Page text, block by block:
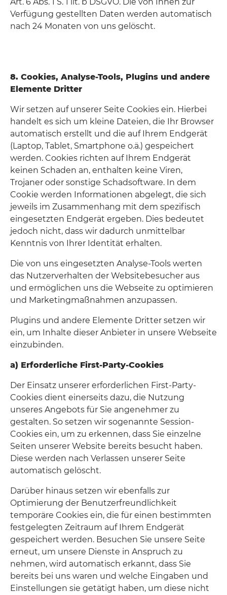
Verfügung gestellten Daten werden automatisch
nach 24 Monaten von uns gelöscht.
8. Cookies, Analyse-Tools, Plugins und andere
Elemente Dritter
Wir setzen auf unserer Seite Cookies ein. Hierbei
handelt es sich um kleine Dateien, die Ihr Browser
automatisch erstellt und die auf Ihrem Endgerät
(Laptop, Tablet, Smartphone o.ä.) gespeichert
werden. Cookies richten auf Ihrem Endgerät
keinen Schaden an, enthalten keine Viren,
Trojaner oder sonstige Schadsoftware. In dem
Cookie werden Informationen abgelegt, die sich
jeweils im Zusammenhang mit dem spezifisch
eingesetzten Endgerät ergeben. Dies bedeutet
jedoch nicht, dass wir dadurch unmittelbar
Kenntnis von Ihrer Identität erhalten.
Die von uns eingesetzten Analyse-Tools werten
das Nutzerverhalten der Websitebesucher aus
und ermöglichen uns die Webseite zu optimieren
und Marketingmaßnahmen anzupassen.
Plugins und andere Elemente Dritter setzen wir
ein, um Inhalte dieser Anbieter in unsere Webseite
einzubinden.
a) Erforderliche First-Party-Cookies
Der Einsatz unserer erforderlichen First-Party-
Cookies dient einerseits dazu, die Nutzung
unseres Angebots für Sie angenehmer zu
gestalten. So setzen wir sogenannte Session-
Cookies ein, um zu erkennen, dass Sie einzelne
Seiten unserer Website bereits besucht haben.
Diese werden nach Verlassen unserer Seite
automatisch gelöscht.
Darüber hinaus setzen wir ebenfalls zur
Optimierung der Benutzerfreundlichkeit
temporäre Cookies ein, die für einen bestimmten
festgelegten Zeitraum auf Ihrem Endgerät
gespeichert werden. Besuchen Sie unsere Seite
erneut, um unsere Dienste in Anspruch zu
nehmen, wird automatisch erkannt, dass Sie
bereits bei uns waren und welche Eingaben und
Einstellungen sie getätigt haben, um diese nicht